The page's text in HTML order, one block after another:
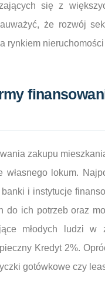
się z
że rozwój
rynkiem
zakupu
lokum.
i instytucje
do ich potrzeb oraz
młodych ludzi
Kredyt 2%.
gotówkowe czy